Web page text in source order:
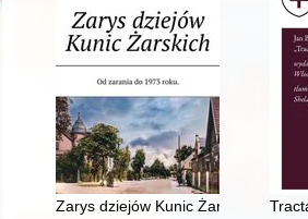
Zarys dziejów Kunic Żarskich : od